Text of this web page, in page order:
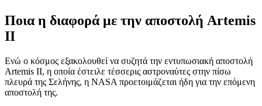
Ποια η διαφορά με την αποστολή Artemis
II
Ενώ ο κόσμος εξακολουθεί να συζητά την εντυπωσιακή αποστολή
Artemis II, η οποία έστειλε τέσσερις αστροναύτες στην πίσω
πλευρά της Σελήνης, η NASA προετοιμάζεται ήδη για την επόμενη
αποστολή της.